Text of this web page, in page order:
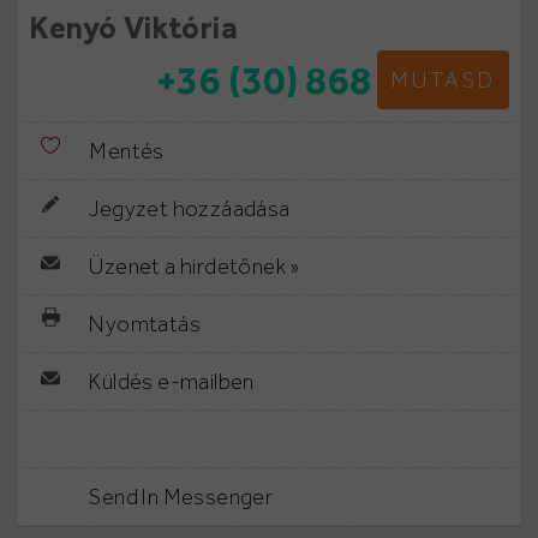
Kenyó Viktória
MUTASD
+36 (30) 868
Mentés
Jegyzet hozzáadása
Üzenet a hirdetőnek »
Nyomtatás
Küldés e-mailben
Send In Messenger